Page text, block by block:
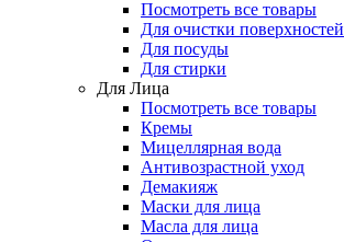
Посмотреть все товары
Для очистки поверхностей
Для посуды
Для стирки
Для Лица
Посмотреть все товары
Кремы
Мицеллярная вода
Антивозрастной уход
Демакияж
Маски для лица
Масла для лица